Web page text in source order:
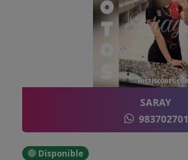
SARAY
983702701
Disponible